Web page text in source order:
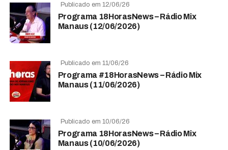
Publicado em 12/06/26
Programa 18HorasNews​​​​​​​​​​​​ – Rádio Mix
Manaus (12/06/2026)
Publicado em 11/06/26
Programa #18HorasNews​​​​​​​​​​​​ – Rádio Mix
Manaus (11/06/2026)
Publicado em 10/06/26
Programa 18HorasNews​​​​​​​​​​​​ – Rádio Mix
Manaus (10/06/2026)